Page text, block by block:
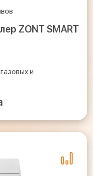
ZONT SMART
и